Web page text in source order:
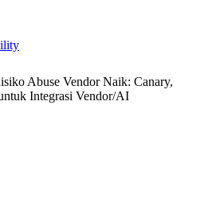
Abuse Vendor Naik: Canary,
Integrasi Vendor/AI